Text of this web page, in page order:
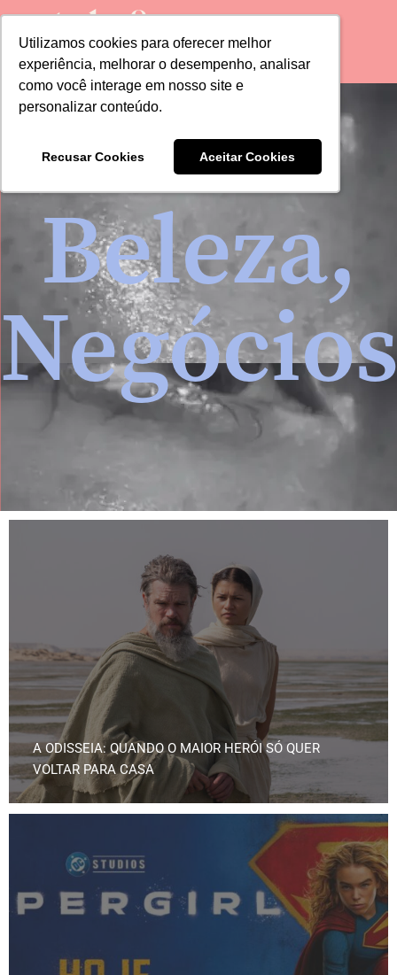
Utilizamos cookies para oferecer melhor
experiência, melhorar o desempenho, analisar
como você interage em nosso site e
personalizar conteúdo.
Recusar Cookies Aceitar Cookies
Utilizamos cookies para oferecer melhor
experiência, melhorar o desempenho, analisar
como você interage em nosso site e
personalizar conteúdo.
Recusar Cookies Aceitar Cookies
Beleza,
A ODISSEIA: QUANDO O MAIOR HERÓI SÓ QUER
VOLTAR PARA CASA